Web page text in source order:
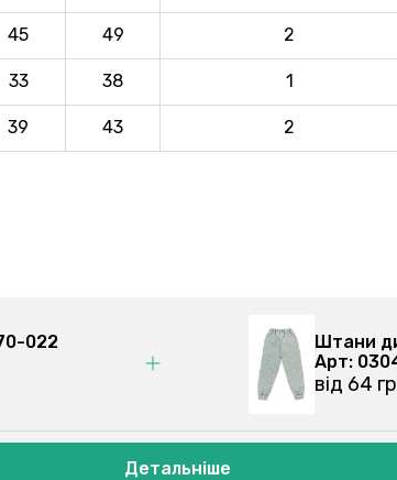
45 49 2
33 38 1
39 43 2
022
Детальніше